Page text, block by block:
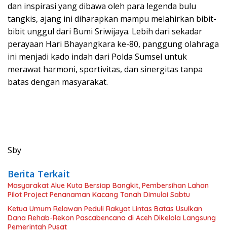
dan inspirasi yang dibawa oleh para legenda bulu
tangkis, ajang ini diharapkan mampu melahirkan bibit-
bibit unggul dari Bumi Sriwijaya. Lebih dari sekadar
perayaan Hari Bhayangkara ke-80, panggung olahraga
ini menjadi kado indah dari Polda Sumsel untuk
merawat harmoni, sportivitas, dan sinergitas tanpa
batas dengan masyarakat.
Sby
Berita Terkait
Masyarakat Alue Kuta Bersiap Bangkit, Pembersihan Lahan
Pilot Project Penanaman Kacang Tanah Dimulai Sabtu
Ketua Umum Relawan Peduli Rakyat Lintas Batas Usulkan
Dana Rehab-Rekon Pascabencana di Aceh Dikelola Langsung
Pemerintah Pusat